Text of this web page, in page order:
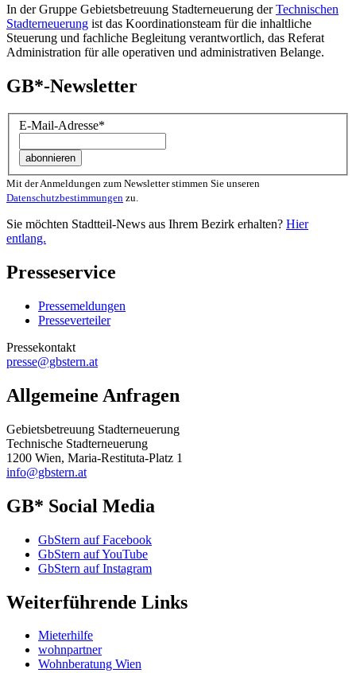
In der Gruppe Gebietsbetreuung Stadterneuerung derTechnischen
Stadterneuerung ist das Koordinationsteam für die inhaltliche
Steuerung und fachliche Begleitung verantwortlich, das Referat
Administration für alle operativen und administrativen Belange.
GB*-Newsletter
E-Mail-Adresse*
Mit der Anmeldungen zum Newsletter stimmen Sie unseren
Datenschutzbestimmungen zu.
Sie möchten Stadtteil-News aus Ihrem Bezirk erhalten? Hier
entlang.
Presseservice
Pressemeldungen
Presseverteiler
Pressekontakt
presse@gbstern.at
Allgemeine Anfragen
Gebietsbetreuung Stadterneuerung
Technische Stadterneuerung
1200 Wien, Maria-Restituta-Platz 1
info@gbstern.at
GB* Social Media
GbStern auf Facebook
GbStern auf YouTube
GbStern auf Instagram
Weiterführende Links
Mieterhilfe
wohnpartner
Wohnberatung Wien